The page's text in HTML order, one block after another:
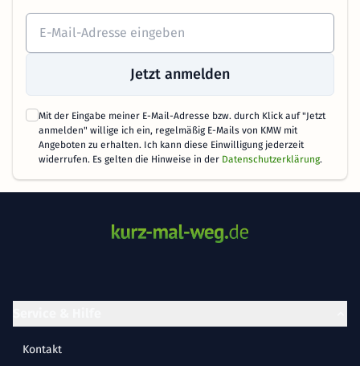
Jetzt anmelden
Mit der Eingabe meiner E-Mail-Adresse bzw. durch Klick auf "Jetzt
anmelden" willige ich ein, regelmäßig E-Mails von KMW mit
Angeboten zu erhalten. Ich kann diese Einwilligung jederzeit
widerrufen. Es gelten die Hinweise in der Datenschutzerklärung.
Kontakt